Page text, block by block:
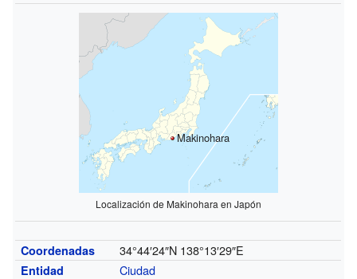
Makinohara
Localización de Makinohara en Japón
Coordenadas 34°44′24″N 138°13′29″E
Entidad
Ciudad